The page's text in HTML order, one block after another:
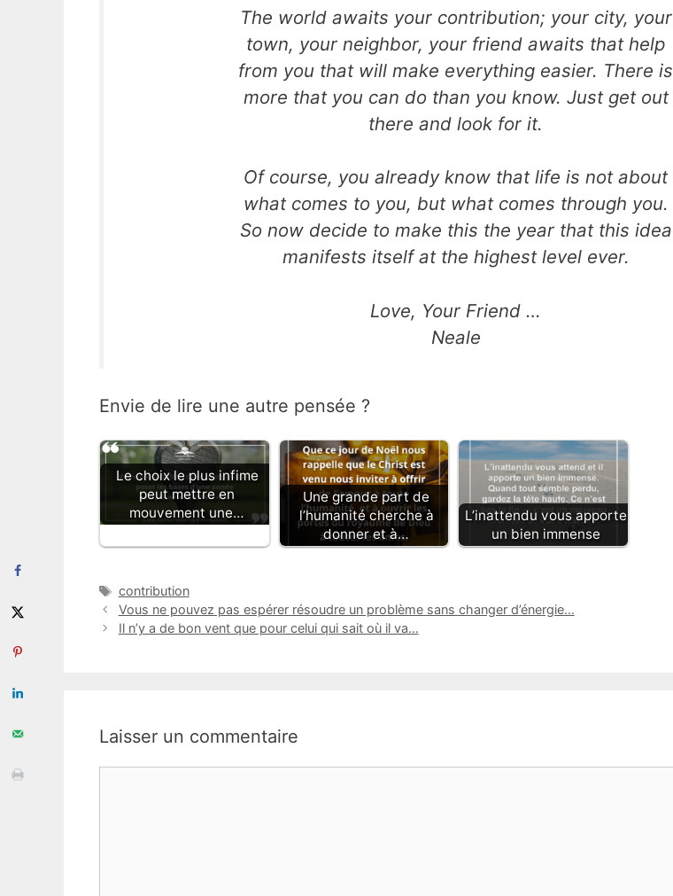
The world awaits your contribution; your city, your
town, your neighbor, your friend awaits that help
from you that will make everything easier. There is
more that you can do than you know. Just get out
there and look for it.
Of course, you already know that life is not about
what comes to you, but what comes through you.
So now decide to make this the year that this idea
manifests itself at the highest level ever.
Love, Your Friend …
Neale
Envie de lire une autre pensée ?
Le choix le plus infime
peut mettre en
mouvement une…
Une grande part de
l’humanité cherche à
donner et à…
L’inattendu vous apporte
un bien immense
Étiquettes
contribution
Vous ne pouvez pas espérer résoudre un problème sans changer d’énergie…
Il n’y a de bon vent que pour celui qui sait où il va…
Laisser un commentaire